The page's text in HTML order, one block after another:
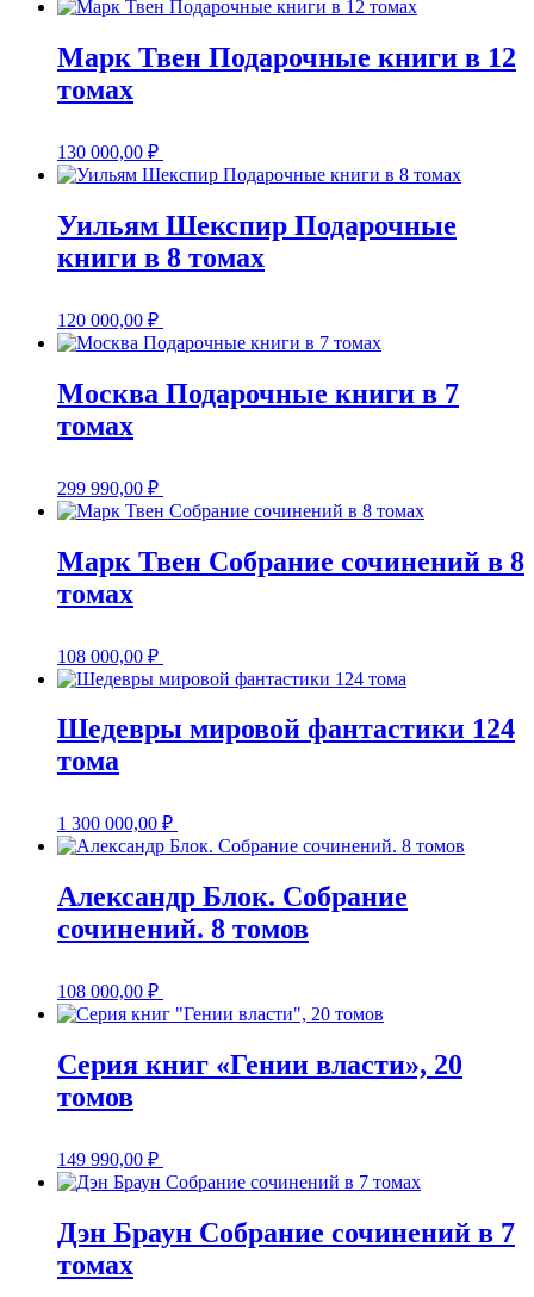
Марк Твен Подарочные книги в 12
томах
130 000,00 ₽
Уильям Шекспир Подарочные
книги в 8 томах
120 000,00 ₽
Москва Подарочные книги в 7
томах
299 990,00 ₽
Марк Твен Собрание сочинений в 8
томах
108 000,00 ₽
Шедевры мировой фантастики 124
тома
1 300 000,00 ₽
Александр Блок. Собрание
сочинений. 8 томов
108 000,00 ₽
Серия книг «Гении власти», 20
томов
149 990,00 ₽
Дэн Браун Собрание сочинений в 7
томах